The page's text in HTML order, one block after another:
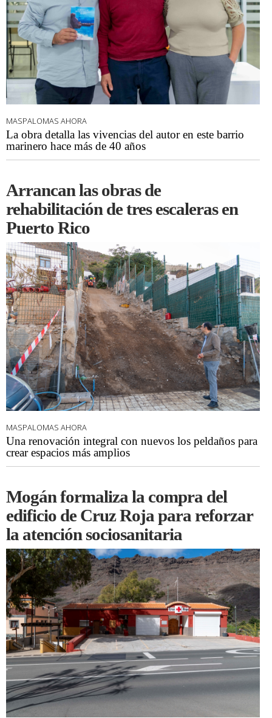
MASPALOMAS AHORA
La obra detalla las vivencias del autor en este barrio
marinero hace más de 40 años
Arrancan las obras de
rehabilitación de tres escaleras en
Puerto Rico
MASPALOMAS AHORA
Una renovación integral con nuevos los peldaños para
crear espacios más amplios
Mogán formaliza la compra del
edificio de Cruz Roja para reforzar
la atención sociosanitaria